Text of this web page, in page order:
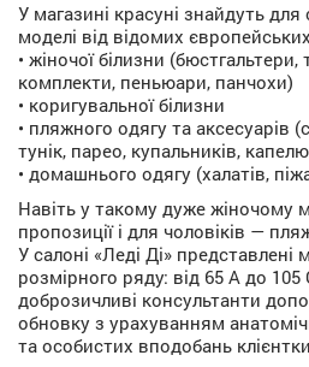
У магазині красуні знайдуть
моделі від відомих
• жіночої білизни (бюстгальтери,
комплекти, пеньюари, панчохи)
• коригувальної білизни
• пляжного одягу та аксесуарів
тунік, парео, купальників,
• домашнього одягу (халатів,
Навіть у такому дуже жіночому
пропозиції і для чоловіків —
У салоні «Леді Ді» представлені
розмірного ряду: від 65 А до 105
доброзичливі консультанти
обновку з урахуванням
та особистих вподобань